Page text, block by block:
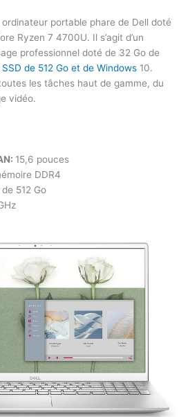
portable phare de Dell doté
Ryzen 7 4700U. Il s’agit d’un
professionnel doté de 32 Go de
de 512 Go et de Windows 10.
les tâches haut de gamme, du
vidéo.
15,6 pouces
DDR4
de 512 Go